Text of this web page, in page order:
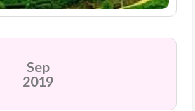
Sep
2019